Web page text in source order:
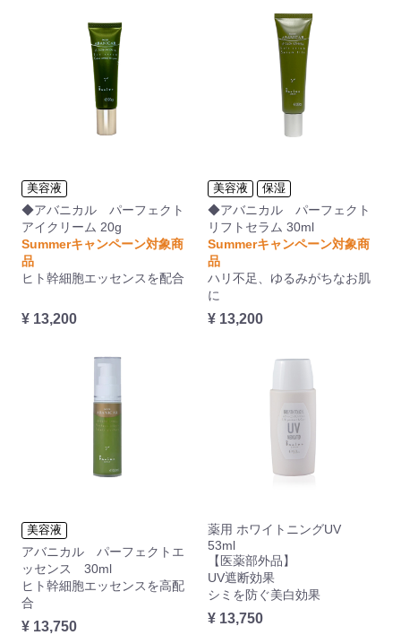
美容液
◆アバニカル パーフェクト
アイクリーム 20g
Summerキャンペーン対象商
品
ヒト幹細胞エッセンスを配合
¥ 13,200
美容液 保湿
◆アバニカル パーフェクト
リフトセラム 30ml
Summerキャンペーン対象商
品
ハリ不足、ゆるみがちなお肌
に
¥ 13,200
美容液
アバニカル パーフェクトエ
ッセンス 30ml
ヒト幹細胞エッセンスを高配
合
¥ 13,750
薬用 ホワイトニングUV
53ml
【医薬部外品】
UV遮断効果
シミを防ぐ美白効果
¥ 13,750